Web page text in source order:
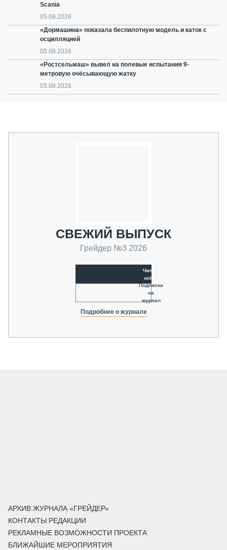
Scania
05.08.2026
«Дормашина» показала беспилотную модель и каток с
осцилляцией
05.08.2026
«Ростсельмаш» вывел на полевые испытания 9-
метровую очёсывающую жатку
05.08.2026
СВЕЖИЙ ВЫПУСК
Грейдер №3 2026
Читать
online
Подписка
на
журнал
Подробнее о журнале
АРХИВ ЖУРНАЛА «ГРЕЙДЕР»
КОНТАКТЫ РЕДАКЦИИ
РЕКЛАМНЫЕ ВОЗМОЖНОСТИ ПРОЕКТА
БЛИЖАЙШИЕ МЕРОПРИЯТИЯ